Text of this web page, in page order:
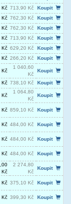
Kč 713,90 Kč
Koupit
Kč 762,30 Kč
Koupit
Kč 762,30 Kč
Koupit
Kč 713,90 Kč
Koupit
Kč 629,20 Kč
Koupit
Kč 266,20 Kč Koupit
Kč
1 040,60
Kč
Koupit
Kč 738,10 Kč Koupit
Kč
1 064,80
Kč
Koupit
Kč 859,10 Kč
Koupit
Kč 484,00 Kč
Koupit
Kč 484,00 Kč
Koupit
Kč 484,00 Kč
Koupit
Kč
2 274,80
Kč
Koupit
Kč 375,10 Kč
Koupit
Kč 399,30 Kč
Koupit